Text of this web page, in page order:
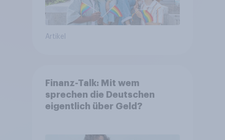
Artikel
Finanz-Talk: Mit wem
sprechen die Deutschen
eigentlich über Geld?